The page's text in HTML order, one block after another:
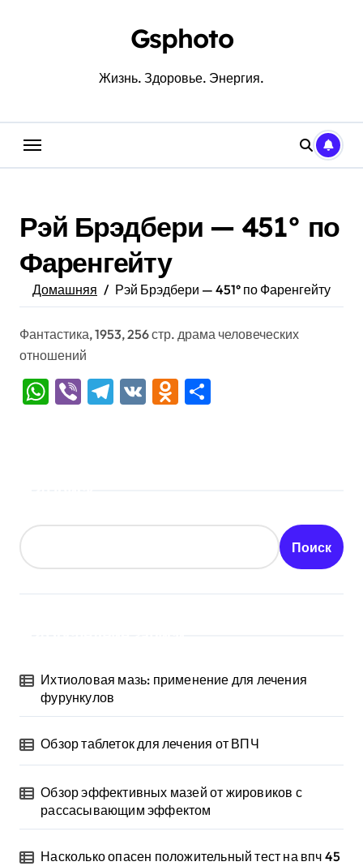
Gsphoto
Жизнь. Здоровье. Энергия.
Рэй Брэдбери — 451° по
Фаренгейту
Домашняя Рэй Брэдбери — 451° по Фаренгейту
Фантастика, 1953, 256 стр. драма человеческих
отношений
WhatsApp
ViberTelegram
VK Odnoklassniki
Поиск
Ихтиоловая мазь: применение для лечения
фурункулов
Обзор таблеток для лечения от ВПЧ
Обзор эффективных мазей от жировиков с
рассасывающим эффектом
Насколько опасен положительный тест на впч 45